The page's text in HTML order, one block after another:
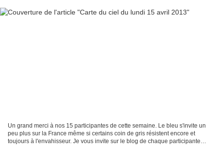
Un grand merci à nos 15 participantes de cette semaine. Le bleu s'invite un
peu plus sur la France même si certains coin de gris résistent encore et
toujours à l'envahisseur. Je vous invite sur le blog de chaque participante